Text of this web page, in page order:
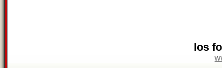
los